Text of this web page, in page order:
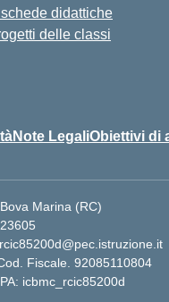
schede didattiche
delle classi
Note LegaliObiettivi di
Marina (RC)
Fiscale. 92085110804
icbmc_rcic85200d